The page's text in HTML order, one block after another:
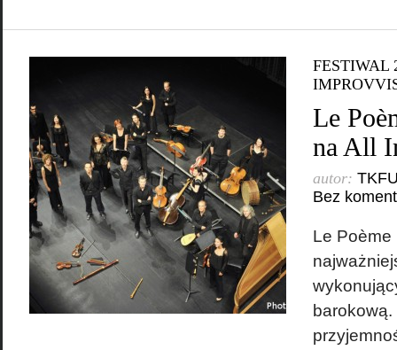
FESTIWAL
Le
na All
autor:
Bez
Le Poème